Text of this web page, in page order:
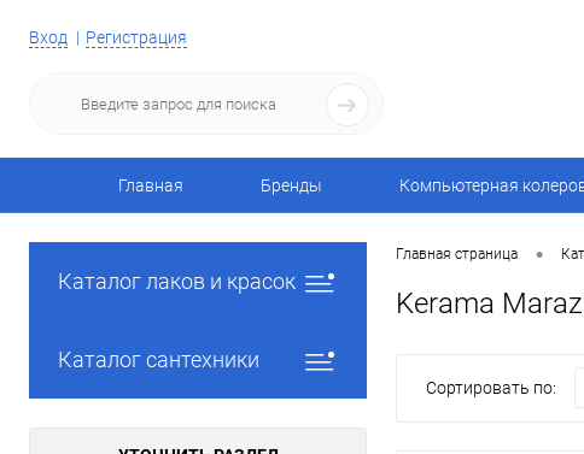
Вход Регистрация
Главная Бренды Компьютерная
Каталог лаков и красок
Каталог сантехники
Главная страница •
Kerama
Сортировать по: